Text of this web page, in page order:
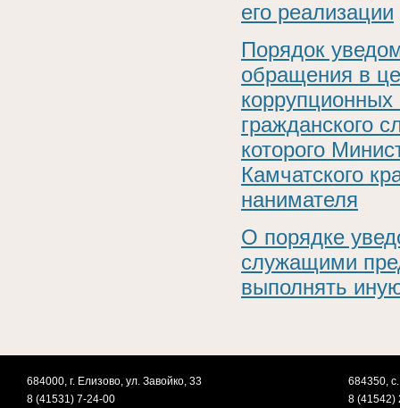
его реализации
Порядок
обращения в
коррупционных
гражданского
которого
Камчатского
нанимателя
О порядке
служащими
выполнять
684000, г. Елизово, ул. Завойко, 33
8 (41531) 7-24-00
684350,
8 (41542)